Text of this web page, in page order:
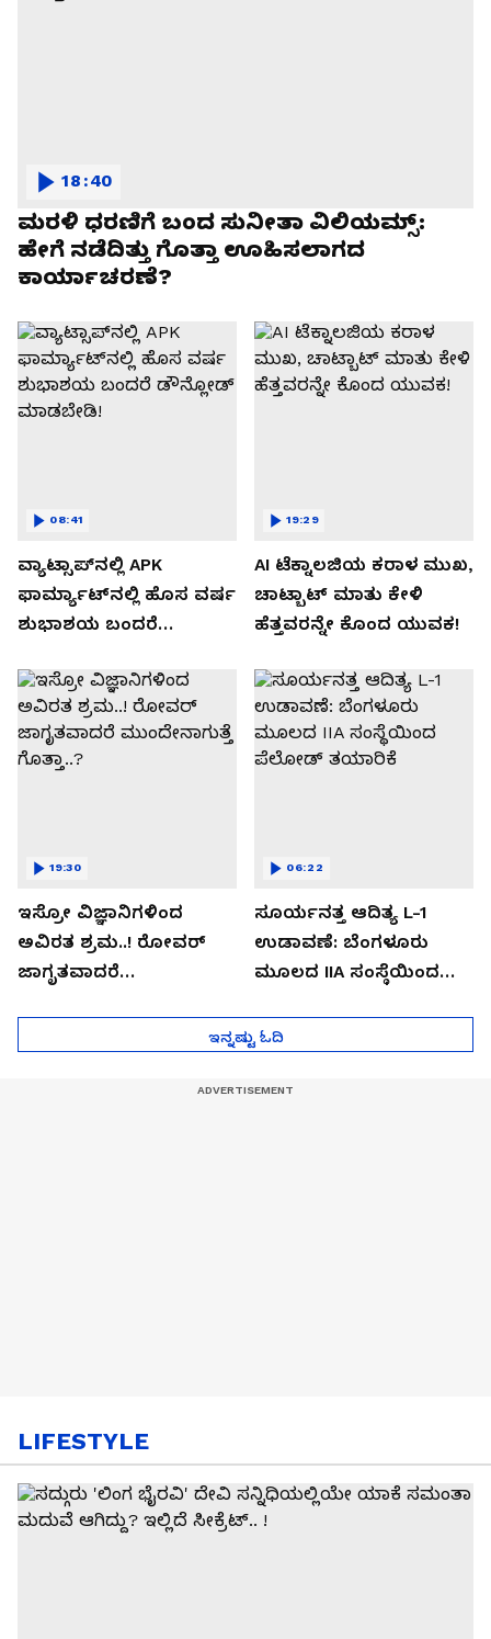
ಮರಳಿ ಧರಣಿಗೆ ಬಂದ ಸುನೀತಾ ವಿಲಿಯಮ್ಸ್:
ಹೇಗೆ ನಡೆದಿತ್ತು ಗೊತ್ತಾ ಊಹಿಸಲಾಗದ
ಕಾರ್ಯಾಚರಣೆ?
18:40
ವ್ಯಾಟ್ಸಾಪ್‌ನಲ್ಲಿ APK
ಫಾರ್ಮ್ಯಾಟ್‌ನಲ್ಲಿ ಹೊಸ ವರ್ಷ
ಶುಭಾಶಯ ಬಂದರೆ
08:41
AI ಟೆಕ್ನಾಲಜಿಯ ಕರಾಳ ಮುಖ,
ಚಾಟ್ಬಾಟ್ ಮಾತು ಕೇಳಿ
ಹೆತ್ತವರನ್ನೇ ಕೊಂದ ಯುವಕ!
19:29
ಇಸ್ರೋ ವಿಜ್ಞಾನಿಗಳಿಂದ
ಅವಿರತ ಶ್ರಮ..! ರೋವರ್
ಜಾಗೃತವಾದರೆ
19:30
ಸೂರ್ಯನತ್ತ ಆದಿತ್ಯ L-1
ಉಡಾವಣೆ: ಬೆಂಗಳೂರು
ಮೂಲದ IIA ಸಂಸ್ಥೆಯಿಂದ
06:22
ಇನ್ನಷ್ಟು ಓದಿ
LIFESTYLE